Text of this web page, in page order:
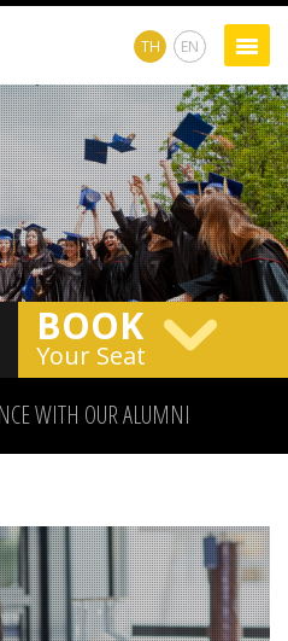
TH EN
BOOK
Your Seat
WITH OUR ALUMNI